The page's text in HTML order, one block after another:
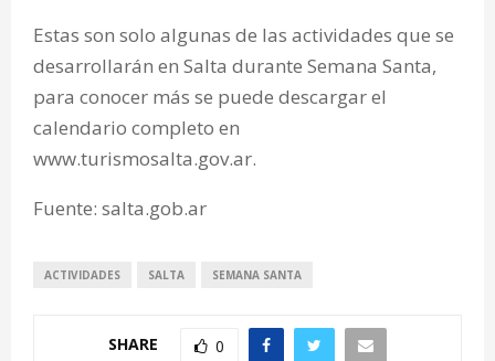
Estas son solo algunas de las actividades que se
desarrollarán en Salta durante Semana Santa,
para conocer más se puede descargar el
calendario completo en
www.turismosalta.gov.ar.
Fuente: salta.gob.ar
ACTIVIDADES SALTA SEMANA SANTA
SHARE 0